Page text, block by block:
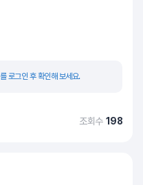
로그인 후 확인해 보세요.
조회수 198